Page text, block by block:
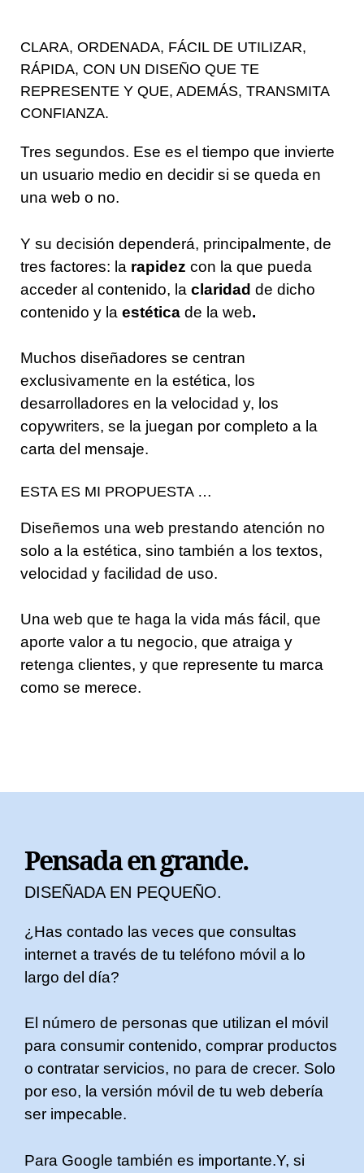
CLARA, ORDENADA, FÁCIL DE UTILIZAR,
RÁPIDA, CON UN DISEÑO QUE TE
REPRESENTE Y QUE, ADEMÁS, TRANSMITA
CONFIANZA.
Tres segundos. Ese es el tiempo que invierte
un usuario medio en decidir si se queda en
una web o no.
Y su decisión dependerá, principalmente, de
tres factores: la rapidez con la que pueda
acceder al contenido, la claridad de dicho
contenido y la estética de la web.
Muchos diseñadores se centran
exclusivamente en la estética, los
desarrolladores en la velocidad y, los
copywriters, se la juegan por completo a la
carta del mensaje.
ESTA ES MI PROPUESTA …
Diseñemos una web prestando atención no
solo a la estética, sino también a los textos,
velocidad y facilidad de uso.
Una web que te haga la vida más fácil, que
aporte valor a tu negocio, que atraiga y
retenga clientes, y que represente tu marca
como se merece.
Pensada en grande.
DISEÑADA EN PEQUEÑO.
¿Has contado las veces que consultas
internet a través de tu teléfono móvil a lo
largo del día?
El número de personas que utilizan el móvil
para consumir contenido, comprar productos
o contratar servicios, no para de crecer. Solo
por eso, la versión móvil de tu web debería
ser impecable.
Para Google también es importante.Y, si